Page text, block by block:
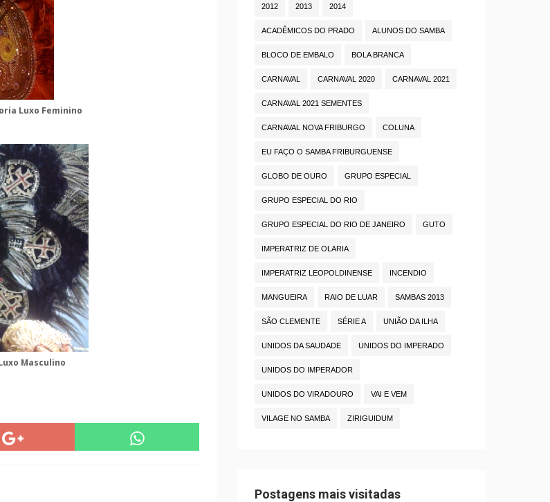
Luxo Feminino
Masculino
2012 2013 2014
ACADÊMICOS DO PRADO ALUNOS DO SAMBA
BLOCO DE EMBALO BOLA BRANCA
CARNAVAL CARNAVAL 2020 CARNAVAL 2021
CARNAVAL 2021 SEMENTES
CARNAVAL NOVA FRIBURGO COLUNA
EU FAÇO O SAMBA FRIBURGUENSE
GLOBO DE OURO GRUPO ESPECIAL
GRUPO ESPECIAL DO RIO
GRUPO ESPECIAL DO RIO DE JANEIRO GUTO
IMPERATRIZ DE OLARIA
IMPERATRIZ LEOPOLDINENSE INCENDIO
MANGUEIRA RAIO DE LUAR SAMBAS 2013
SÃO CLEMENTE SÉRIE A UNIÃO DA ILHA
UNIDOS DA SAUDADE UNIDOS DO IMPERADO
UNIDOS DO IMPERADOR
UNIDOS DO VIRADOURO VAI E VEM
VILAGE NO SAMBA ZIRIGUIDUM
Postagens mais visitadas